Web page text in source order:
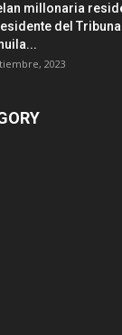
millonaria
del
2023